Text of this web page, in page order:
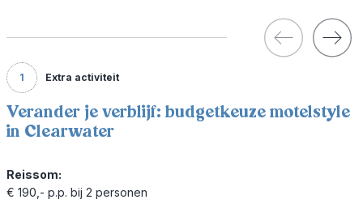
1 Extra activiteit
Verander je verblijf: budgetkeuze motelstyle
in Clearwater
Reissom:
€ 190,- p.p. bij 2 personen